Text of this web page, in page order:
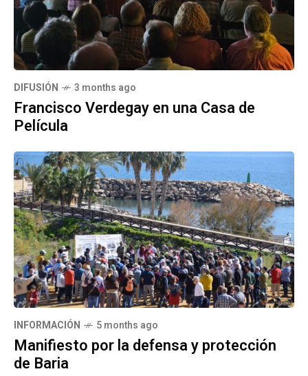
DIFUSIÓN 3 months ago
Francisco Verdegay en una Casa de
Película
INFORMACIÓN 5 months ago
Manifiesto por la defensa y protección
de Baria